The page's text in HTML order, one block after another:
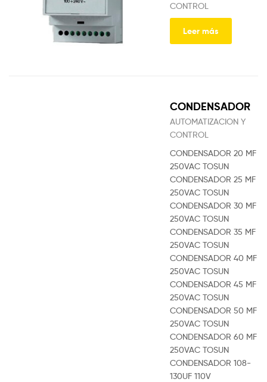
CONTROL
Leer más
CONDENSADOR
AUTOMATIZACION Y
CONTROL
CONDENSADOR 20 MF
250VAC TOSUN
CONDENSADOR 25 MF
250VAC TOSUN
CONDENSADOR 30 MF
250VAC TOSUN
CONDENSADOR 35 MF
250VAC TOSUN
CONDENSADOR 40 MF
250VAC TOSUN
CONDENSADOR 45 MF
250VAC TOSUN
CONDENSADOR 50 MF
250VAC TOSUN
CONDENSADOR 60 MF
250VAC TOSUN
CONDENSADOR 108-
130UF 110V